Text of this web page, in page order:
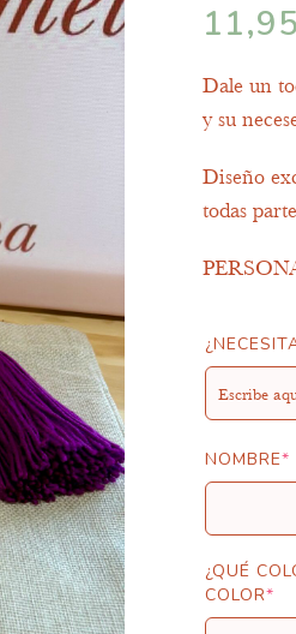
11,95
Dale un
y su
Diseño
todas
NOMBRE*
¿QUÉ
COLOR*